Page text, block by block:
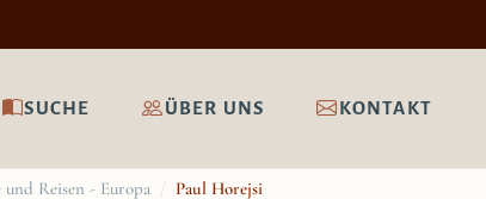
SUCHE ÜBER UNS KONTAKT
und Reisen - Europa / Paul Horejsi